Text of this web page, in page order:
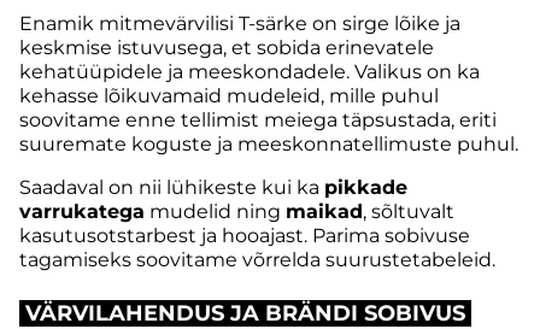
Enamik mitmevärvilisi T-särke on sirge lõike ja
keskmise istuvusega, et sobida erinevatele
kehatüüpidele ja meeskondadele. Valikus on ka
kehasse lõikuvamaid mudeleid, mille puhul
soovitame enne tellimist meiega täpsustada, eriti
suuremate koguste ja meeskonnatellimuste puhul.
Saadaval on nii lühikeste kui ka pikkade
varrukatega mudelid ning maikad, sõltuvalt
kasutusotstarbest ja hooajast. Parima sobivuse
tagamiseks soovitame võrrelda suurustetabeleid.
VÄRVILAHENDUS JA BRÄNDI SOBIVUS